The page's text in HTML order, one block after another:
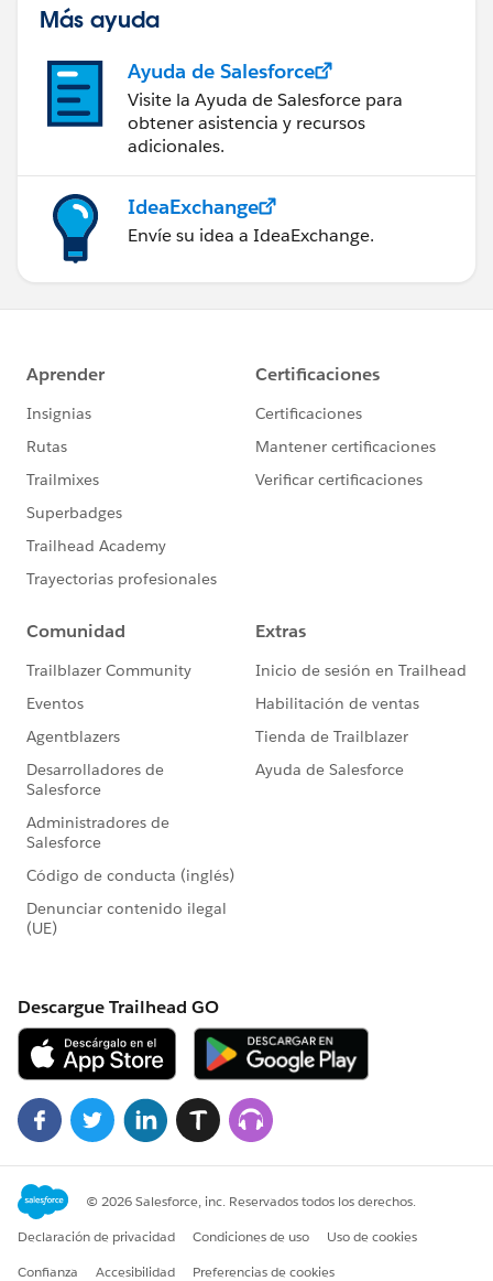
Más ayuda
Ayuda de Salesforce
Visite la Ayuda de Salesforce para
obtener asistencia y recursos
adicionales.
IdeaExchange
Envíe su idea a IdeaExchange.